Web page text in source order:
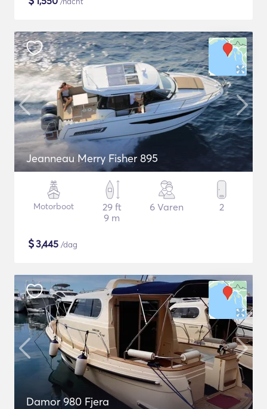
Jeanneau Merry Fisher 895
Motorboot
29 ft
9 m
6 Varen 2
$3,445 /dag
Damor 980 Fjera